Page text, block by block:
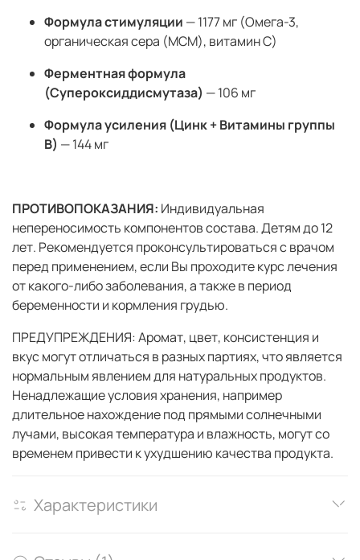
Формула стимуляции — 1177 мг (Омега-3,
органическая сера (МСМ), витамин С)
Ферментная формула
(Супероксиддисмутаза) — 106 мг
Формула усиления (Цинк + Витамины группы
В) — 144 мг
ПРОТИВОПОКАЗАНИЯ: Индивидуальная
непереносимость компонентов состава. Детям до 12
лет. Рекомендуется проконсультироваться с врачом
перед применением, если Вы проходите курс лечения
от какого-либо заболевания, а также в период
беременности и кормления грудью.
ПРЕДУПРЕЖДЕНИЯ: Аромат, цвет, консистенция и
вкус могут отличаться в разных партиях, что является
нормальным явлением для натуральных продуктов.
Ненадлежащие условия хранения, например
длительное нахождение под прямыми солнечными
лучами, высокая температура и влажность, могут со
временем привести к ухудшению качества продукта.
Характеристики